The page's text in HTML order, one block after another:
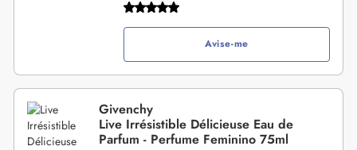
Avise-me
Givenchy
Live Irrésistible Délicieuse Eau de
Parfum - Perfume Feminino 75ml